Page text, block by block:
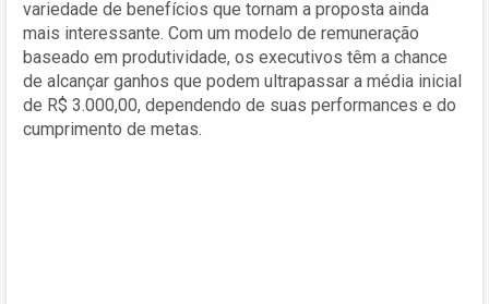
variedade de benefícios que tornam a proposta ainda
mais interessante. Com um modelo de remuneração
baseado em produtividade, os executivos têm a chance
de alcançar ganhos que podem ultrapassar a média inicial
de R$ 3.000,00, dependendo de suas performances e do
cumprimento de metas.